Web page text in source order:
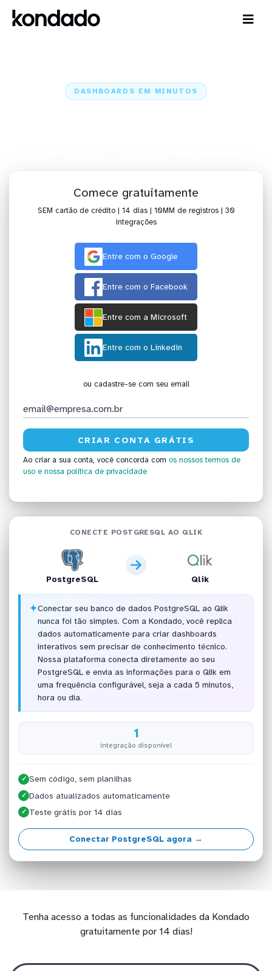
DASHBOARDS EM MINUTOS
Comece gratuitamente
SEM cartão de crédito | 14 dias | 10MM de registros | 30
integrações
Entre com o Google
Entre com o Facebook
Entre com a Microsoft
Entre com o Linkedin
ou cadastre-se com seu email
Ao criar a sua conta, você concorda com os nossos termos de
uso e nossa política de privacidade
CONECTE POSTGRESQL AO QLIK
PostgreSQL Qlik
✦Conectar seu banco de dados PostgreSQL ao Qlik
nunca foi tão simples. Com a Kondado, você replica
dados automaticamente para criar dashboards
interativos sem precisar de conhecimento técnico.
Nossa plataforma conecta diretamente ao seu
PostgreSQL e envia as informações para o Qlik em
uma frequência configurável, seja a cada 5 minutos,
hora ou dia.
1
integração disponível
✓ Sem código, sem planilhas
✓ Dados atualizados automaticamente
✓ Teste grátis por 14 dias
Conectar PostgreSQL agora →
Tenha acesso a todas as funcionalidades da Kondado
gratuitamente por 14 dias!